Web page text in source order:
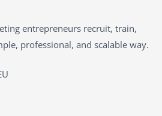
entrepreneurs recruit, train,
professional, and scalable way.